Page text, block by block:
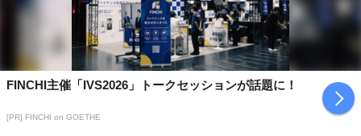
止させていただきます。
【配送伝票番号について】
※こちらの商品については商品の発送完了後、
配送伝票番号がマイページに表示されない場合もございます。予
FINCHI主催「IVS2026」トークセッションが話題に！
[PR] FINCHI on GOETHE